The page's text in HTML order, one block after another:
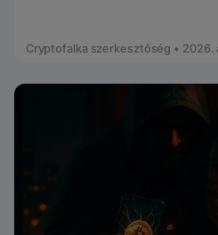
Cryptofalka szerkesztőség • 2026.